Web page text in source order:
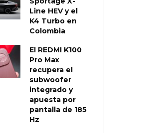
Line HEV y el
K4 Turbo en
Colombia
El REDMI K100
Pro Max
recupera el
subwoofer
integrado y
apuesta por
pantalla de 185
Hz